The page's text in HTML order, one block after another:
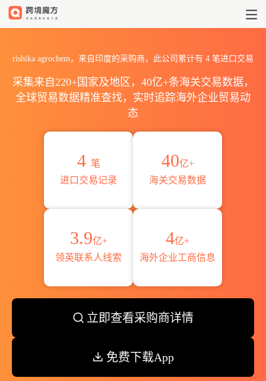
rishika agrochem，来自印度的采购商，此公司累计有 4 笔进口交易
采集来自220+国家及地区，40亿+条海关交易数据，
全球贸易数据精准查找，实时追踪海外企业贸易动
态
4 笔
进口交易记录
40亿+
海关交易数据
3.9亿+
领英联系人线索
4亿+
海外企业工商信息
立即查看采购商详情
免费下载App